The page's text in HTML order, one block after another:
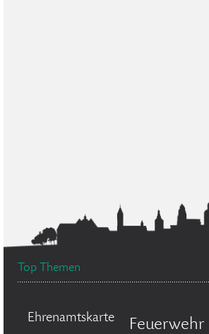
Top Themen
Ehrenamtskarte Feuerwehr